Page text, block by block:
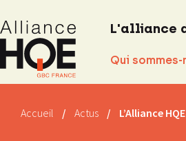
L'alliance
Qui sommes-
Accueil / Actus / L’Alliance